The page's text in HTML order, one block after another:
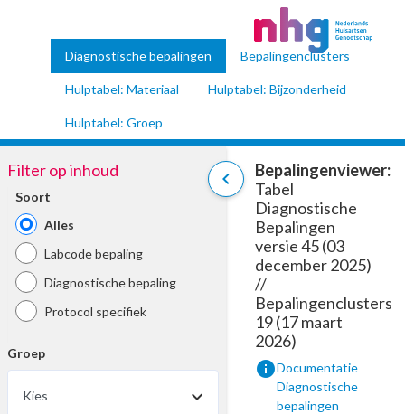
Diagnostische bepalingen Bepalingenclusters
Hulptabel: Materiaal Hulptabel: Bijzonderheid
Hulptabel: Groep
chevron_left
Filter op inhoud
Soort
Alles
Labcode bepaling
Diagnostische bepaling
Protocol specifiek
Groep
Kies
Bepalingenviewer:
Tabel
Diagnostische
Bepalingen
versie 45 (03
december 2025)
//
Bepalingenclusters
19 (17 maart
2026)
infoDocumentatie
Diagnostische
bepalingen